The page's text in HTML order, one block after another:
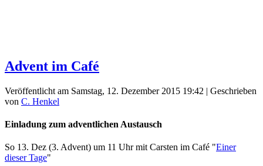
Advent im Café
Veröffentlicht am Samstag, 12. Dezember 2015 19:42 | Geschrieben
von C. Henkel
Einladung zum adventlichen Austausch
So 13. Dez (3. Advent) um 11 Uhr mit Carsten im Café "Einer
dieser Tage"